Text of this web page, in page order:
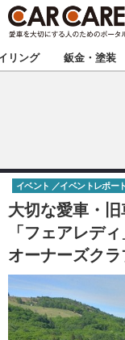
★カーケアプラス
甲信越
東海
中国
九州
注目の記事
リング 鈑金・塗装
大切な愛車・
「フェアレデ
オーナーズク
イベント イベントレポート